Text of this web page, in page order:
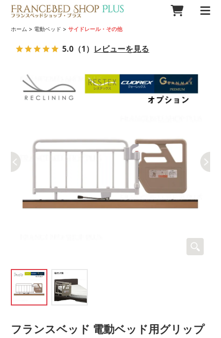
ホーム > 電動ベッド >サイドレール・その他
フランスベッド 電動ベッド用グリップ
5.0 （1） レビューを見る